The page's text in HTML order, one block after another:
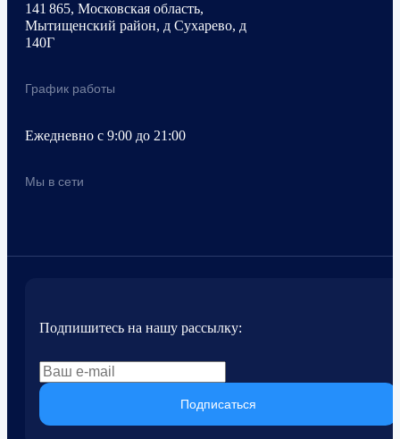
141 865, Московская область,
Мытищенский район, д Сухарево, д
140Г
График работы
Ежедневно с 9:00 до 21:00
Мы в сети
Подпишитесь на нашу рассылку:
Подписаться